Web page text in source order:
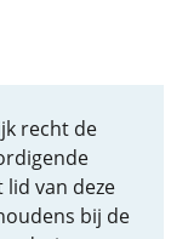
recht de
van deze
bij de